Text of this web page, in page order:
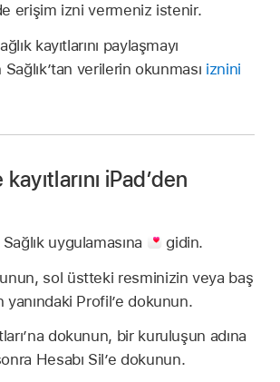
erişim izni vermeniz istenir.
kayıtlarını paylaşmayı
verilerin okunması iznini
iPad’den
uygulamasına
gidin.
sol üstteki resminizin veya baş
yanındaki Profil’e dokunun.
dokunun, bir kuruluşun adına
Hesabı Sil’e dokunun.